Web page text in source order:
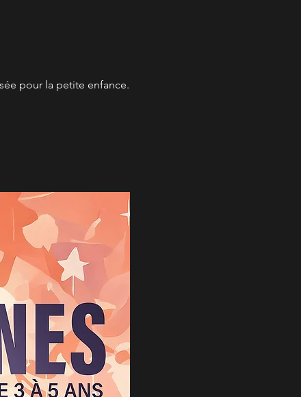
pour la petite enfance.